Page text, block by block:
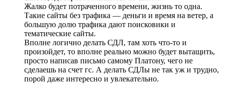
Жалко будет потраченного времени, жизнь то одна.
Такие сайты без трафика — деньги и время на ветер, а
большую долю трафика дают поисковики и
тематические сайты.
Вполне логично делать СДЛ, там хоть что-то и
произойдет, то вполне реально можно будет вытащить,
просто написав письмо самому Платону, чего не
сделаешь на счет гс. А делать СДЛы не так уж и трудно,
порой даже интересно и увлекательно.